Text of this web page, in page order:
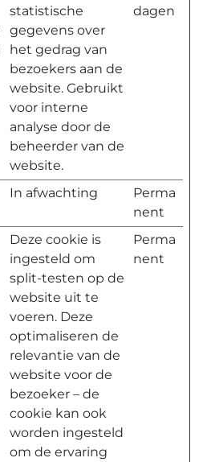
statistische
gegevens over
het gedrag van
bezoekers aan de
website. Gebruikt
voor interne
analyse door de
beheerder van de
website.
dagen
In afwachting
Perma
nent
Deze cookie is
ingesteld om
split-testen op de
website uit te
voeren. Deze
optimaliseren de
relevantie van de
website voor de
bezoeker – de
cookie kan ook
worden ingesteld
om de ervaring
Perma
nent